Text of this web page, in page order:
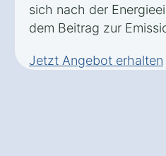
sich nach der
dem Beitrag zur
Jetzt Angebot erhalten